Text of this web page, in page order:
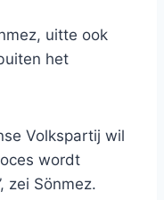
uitte ook
het
Volkspartij wil
wordt
zei Sönmez.